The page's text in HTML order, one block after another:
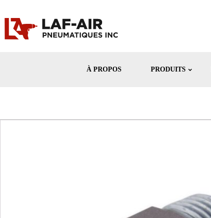
À PROPOS PRODUITS